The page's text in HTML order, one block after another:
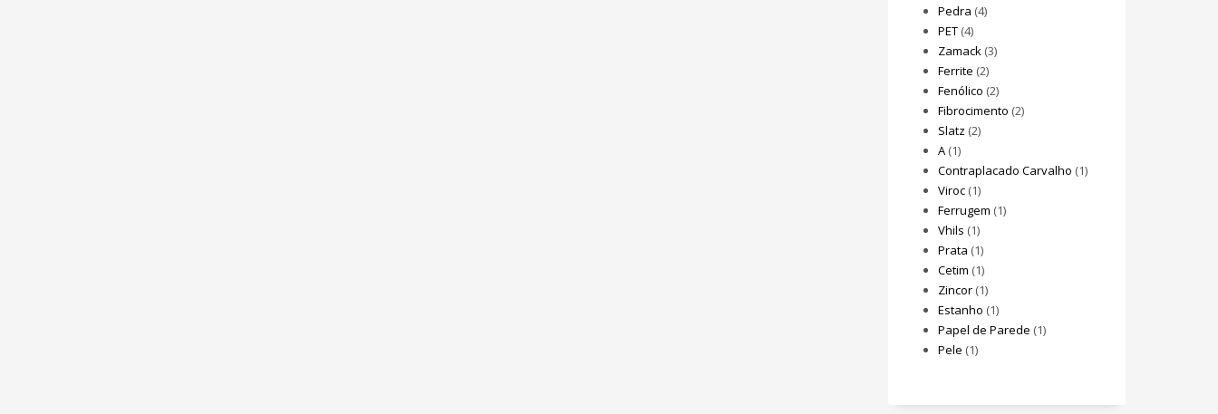
Pedra (4)
PET(4)
Zamack(3)
Ferrite (2)
Fenólico (2)
Fibrocimento (2)
Slatz (2)
A(1)
Contraplacado Carvalho (1)
Viroc(1)
Ferrugem (1)
Vhils (1)
Prata (1)
Cetim (1)
Zincor(1)
Estanho (1)
Papel de Parede (1)
Pele (1)